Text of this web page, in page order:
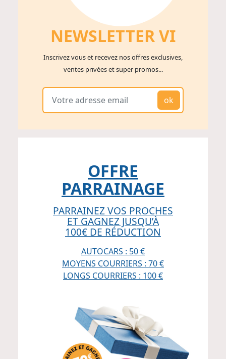
NEWSLETTER VI
Inscrivez vous et recevez nos offres exclusives,
ventes privées et super promos...
ok
OFFRE
PARRAINAGE
PARRAINEZ VOS PROCHES
ET GAGNEZ JUSQU’À
100€ DE RÉDUCTION
AUTOCARS : 50 €
MOYENS COURRIERS : 70 €
LONGS COURRIERS : 100 €